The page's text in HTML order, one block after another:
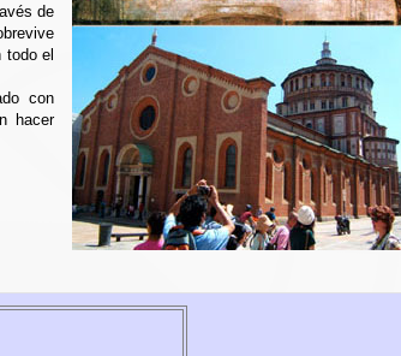
de
el
con
hacer